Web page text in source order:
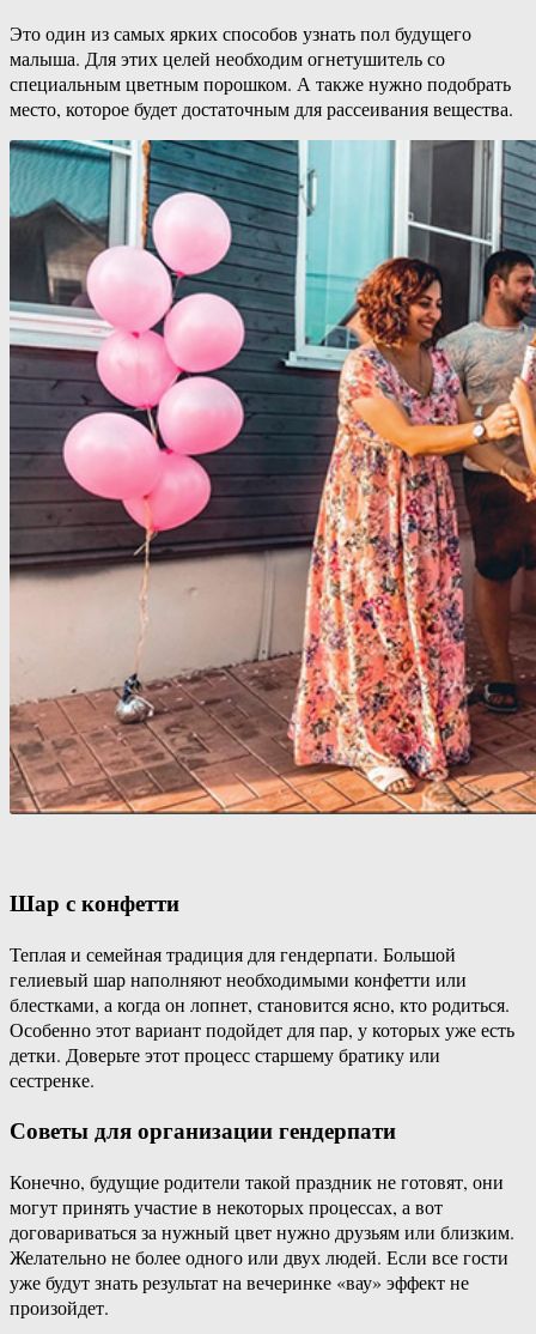
Это один из самых ярких способов узнать пол будущего
малыша. Для этих целей необходим огнетушитель со
специальным цветным порошком. А также нужно подобрать
место, которое будет достаточным для рассеивания вещества.
Шар с конфетти
Теплая и семейная традиция для гендерпати. Большой
гелиевый шар наполняют необходимыми конфетти или
блестками, а когда он лопнет, становится ясно, кто родиться.
Особенно этот вариант подойдет для пар, у которых уже есть
детки. Доверьте этот процесс старшему братику или
сестренке.
Советы для организации гендерпати
Конечно, будущие родители такой праздник не готовят, они
могут принять участие в некоторых процессах, а вот
договариваться за нужный цвет нужно друзьям или близким.
Желательно не более одного или двух людей. Если все гости
уже будут знать результат на вечеринке «вау» эффект не
произойдет.